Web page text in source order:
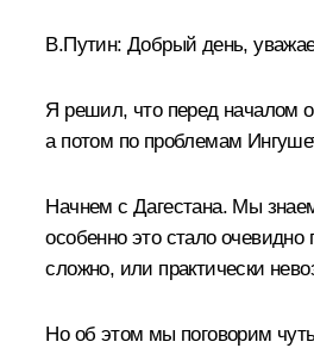
В.Путин: Добрый день,
Я решил, что перед началом
а потом по проблемам
Начнем с Дагестана. Мы
особенно это стало
сложно, или практически
Но об этом мы поговорим